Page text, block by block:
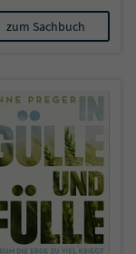
zum Sachbuch